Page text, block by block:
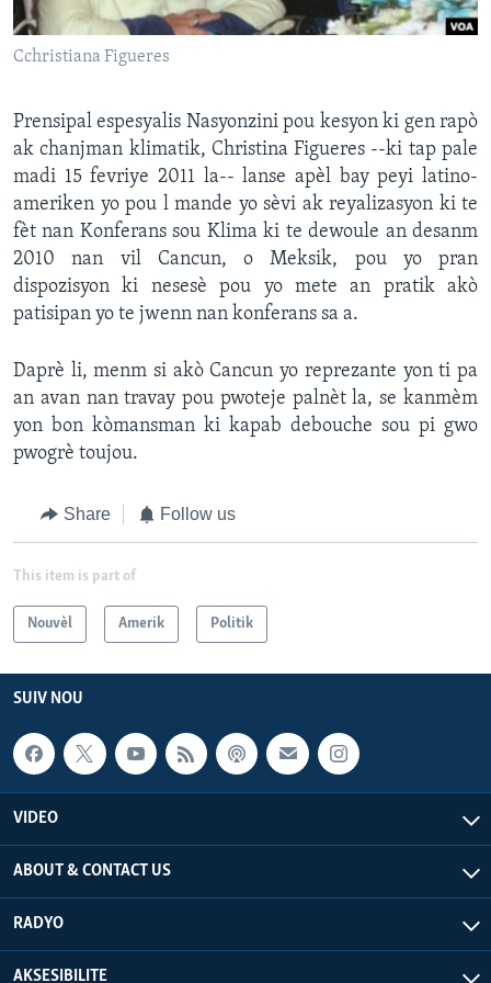
Cchristiana Figueres
Prensipal espesyalis Nasyonzini pou kesyon ki gen rapò
ak chanjman klimatik, Christina Figueres --ki tap pale
madi 15 fevriye 2011 la-- lanse apèl bay peyi latino-
ameriken yo pou l mande yo sèvi ak reyalizasyon ki te
fèt nan Konferans sou Klima ki te dewoule an desanm
2010 nan vil Cancun, o Meksik, pou yo pran
dispozisyon ki nesesè pou yo mete an pratik akò
patisipan yo te jwenn nan konferans sa a.
Daprè li, menm si akò Cancun yo reprezante yon ti pa
an avan nan travay pou pwoteje palnèt la, se kanmèm
yon bon kòmansman ki kapab debouche sou pi gwo
pwogrè toujou.
Share Follow us
This item is part of
Nouvèl Amerik Politik
SUIV NOU
VIDEO
ABOUT & CONTACT US
RADYO
AKSESIBILITE